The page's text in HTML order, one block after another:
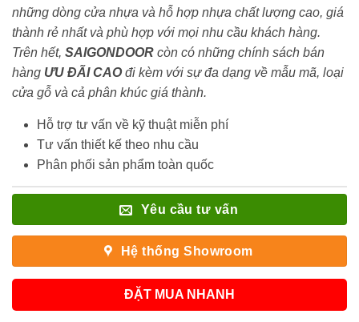
những dòng cửa nhựa và hỗ hợp nhựa chất lượng cao, giá
thành rẻ nhất và phù hợp với mọi nhu cầu khách hàng.
Trên hết, SAIGONDOOR còn có những chính sách bán
hàng ƯU ĐÃI CAOđi kèm với sự đa dạng về mẫu mã, loại
cửa gỗ và cả phân khúc giá thành.
Hỗ trợ tư vấn về kỹ thuật miễn phí
Tư vấn thiết kế theo nhu cầu
Phân phối sản phẩm toàn quốc
Yêu cầu tư vấn
Hệ thống Showroom
ĐẶT MUA NHANH